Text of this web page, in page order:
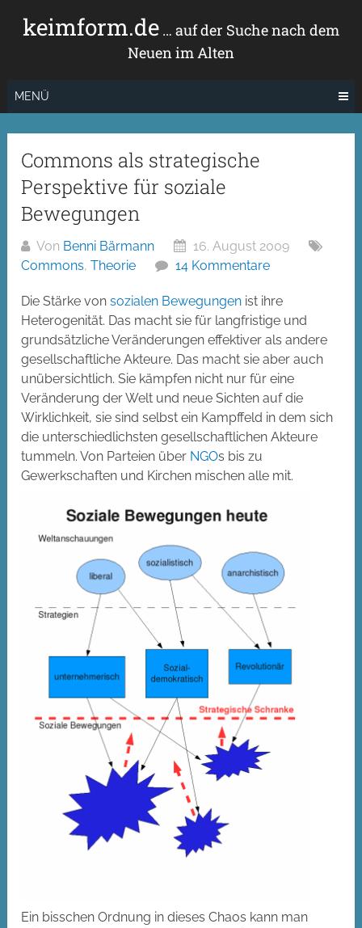
Inhaltkeimform.de… auf der Suche nach dem
Neuen im Alten
MENÜ
Commons als strategische
Perspektive für soziale
Bewegungen
Von Benni Bärmann
16. August 2009
Commons,Theorie 14 Kommentare
Die Stärke vonsozialen Bewegungen ist ihre
Heterogenität. Das macht sie für langfristige und
grundsätzliche Veränderungen effektiver als andere
gesellschaftliche Akteure. Das macht sie aber auch
unübersichtlich. Sie kämpfen nicht nur für eine
Veränderung der Welt und neue Sichten auf die
Wirklichkeit, sie sind selbst ein Kampffeld in dem sich
die unterschiedlichsten gesellschaftlichen Akteure
tummeln. Von Parteien über NGOs bis zu
Gewerkschaften und Kirchen mischen alle mit.
Ein bisschen Ordnung in dieses Chaos kann man